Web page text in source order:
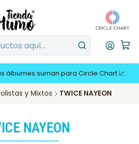
álbumes suman para Circle Chart 📈
y Mixtos TWICE NAYEON
NAYEON